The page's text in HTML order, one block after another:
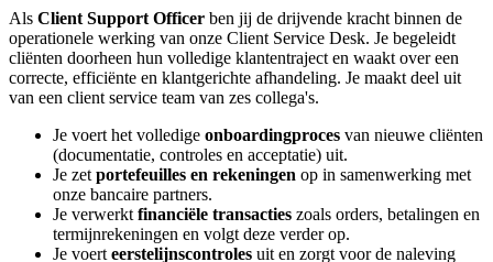
Als Client Support Officer ben jij de drijvende kracht binnen de
operationele werking van onze Client Service Desk. Je begeleidt
cliënten doorheen hun volledige klantentraject en waakt over een
correcte, efficiënte en klantgerichte afhandeling. Je maakt deel uit
van een client service team van zes collega's.
Je voert het volledige onboardingproces van nieuwe cliënten
(documentatie, controles en acceptatie) uit.
Je zet portefeuilles en rekeningen op in samenwerking met
onze bancaire partners.
Je verwerkt financiële transacties zoals orders, betalingen en
termijnrekeningen en volgt deze verder op.
Je voert eerstelijnscontroles uit en zorgt voor de naleving